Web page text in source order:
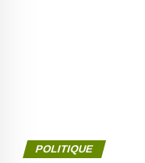
POLITIQUE